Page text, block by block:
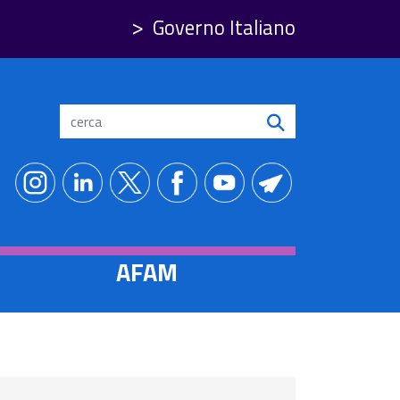
Governo Italiano
Search
AFAM